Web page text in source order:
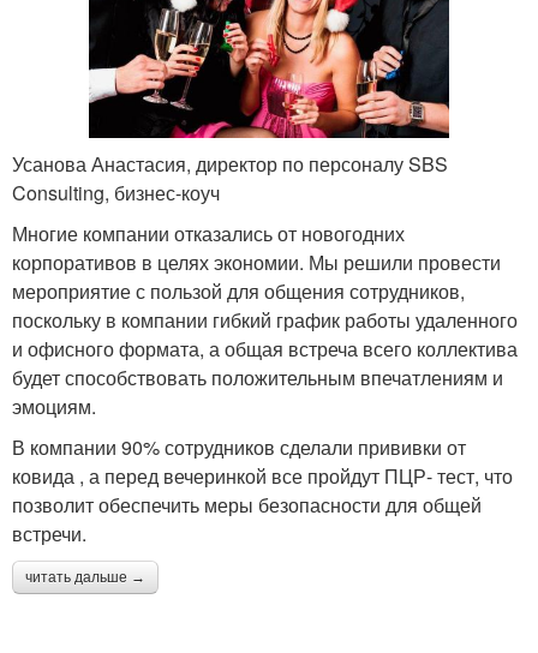
Усанова Анастасия, директор по персоналу SBS
Consulting, бизнес-коуч
Многие компании отказались от новогодних
корпоративов в целях экономии. Мы решили провести
мероприятие с пользой для общения сотрудников,
поскольку в компании гибкий график работы удаленного
и офисного формата, а общая встреча всего коллектива
будет способствовать положительным впечатлениям и
эмоциям.
В компании 90% сотрудников сделали прививки от
ковида , а перед вечеринкой все пройдут ПЦР- тест, что
позволит обеспечить меры безопасности для общей
встречи.
читать дальше →